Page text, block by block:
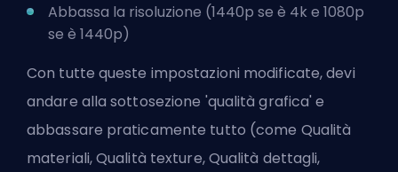
Abbassa la risoluzione (1440p se è 4k e 1080p
se è 1440p)
Con tutte queste impostazioni modificate, devi
andare alla sottosezione 'qualità grafica' e
abbassare praticamente tutto (come Qualità
materiali, Qualità texture, Qualità dettagli,